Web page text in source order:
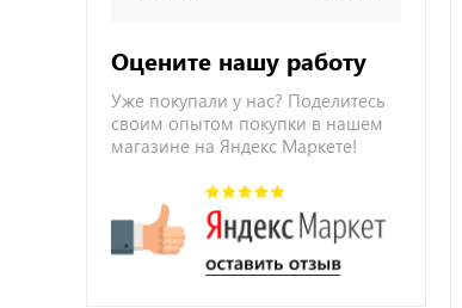
Оцените нашу работу
Уже покупали у нас? Поделитесь
своим опытом покупки в нашем
магазине на Яндекс Маркете!